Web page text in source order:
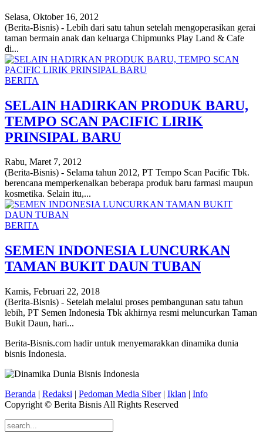
Selasa, Oktober 16, 2012
(Berita-Bisnis) - Lebih dari satu tahun setelah mengoperasikan gerai
taman bermain anak dan keluarga Chipmunks Play Land & Cafe
di...
BERITA
SELAIN HADIRKAN PRODUK BARU,
TEMPO SCAN PACIFIC LIRIK
PRINSIPAL BARU
Rabu, Maret 7, 2012
(Berita-Bisnis) - Selama tahun 2012, PT Tempo Scan Pacific Tbk.
berencana memperkenalkan beberapa produk baru farmasi maupun
kosmetika. Selain itu,...
BERITA
SEMEN INDONESIA LUNCURKAN
TAMAN BUKIT DAUN TUBAN
Kamis, Februari 22, 2018
(Berita-Bisnis) - Setelah melalui proses pembangunan satu tahun
lebih, PT Semen Indonesia Tbk akhirnya resmi meluncurkan Taman
Bukit Daun, hari...
Berita-Bisnis.com hadir untuk menyemarakkan dinamika dunia
bisnis Indonesia.
Beranda | Redaksi | Pedoman Media Siber| Iklan | Info
Copyright © Berita Bisnis All Rights Reserved